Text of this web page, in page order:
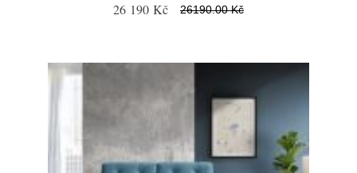
26 190 Kč 26190.00 Kč